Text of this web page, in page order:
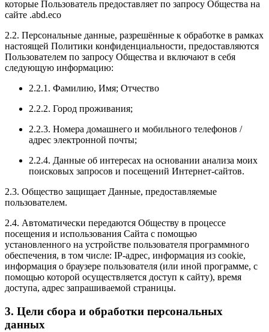
которые Пользователь предоставляет по запросу Общества на
сайте .abd.eco
2.2. Персональные данные, разрешённые к обработке в рамках
настоящей Политики конфиденциальности, предоставляются
Пользователем по запросу Общества и включают в себя
следующую информацию:
2.2.1. Фамилию, Имя; Отчество
2.2.2. Город проживания;
2.2.3. Номера домашнего и мобильного телефонов /
адрес электронной почты;
2.2.4. Данные об интересах на основании анализа моих
поисковых запросов и посещений Интернет-сайтов.
2.3. Общество защищает Данные, предоставляемые
пользователем.
2.4. Автоматически передаются Обществу в процессе
посещения и использования Сайта с помощью
установленного на устройстве пользователя программного
обеспечения, в том числе: IP-адрес, информация из cookie,
информация о браузере пользователя (или иной программе, с
помощью которой осуществляется доступ к сайту), время
доступа, адрес запрашиваемой страницы.
3. Цели сбора и обработки персональных
данных